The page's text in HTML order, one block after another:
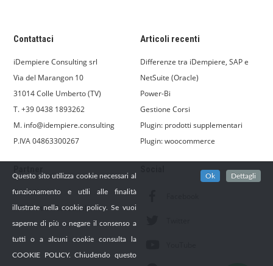
Contattaci
iDempiere Consulting srl
Via del Marangon 10
31014 Colle Umberto (TV)
T. +39 0438 1893262
M. info@idempiere.consulting
P.IVA 04863300267
Articoli recenti
Differenze tra iDempiere, SAP e
NetSuite (Oracle)
Power-Bi
Gestione Corsi
Plugin: prodotti supplementari
Plugin: woocommerce
Consulnet
Informatica Gestionale
Questo sito utilizza cookie necessari al
funzionamento e utili alle finalità
illustrate nella cookie policy. Se vuoi
saperne di più o negare il consenso a
tutti o a alcuni cookie consulta la
COOKIE POLICY. Chiudendo questo
Ok Dettagli